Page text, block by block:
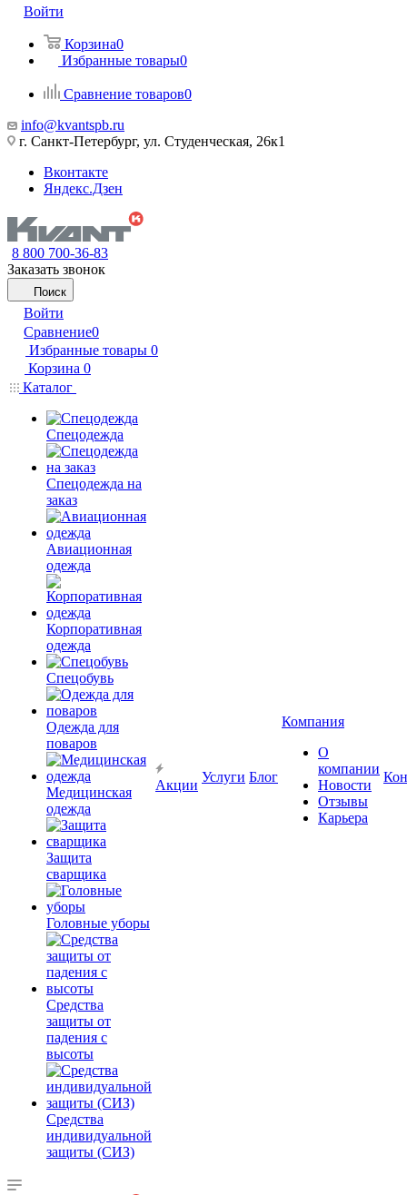
Войти
Корзина0
Избранные товары0
Сравнение товаров0
info@kvantspb.ru
г. Санкт-Петербург, ул. Студенческая, 26к1
Вконтакте
Яндекс.Дзен
8 800 700-36-83
Заказать звонок
Поиск
Войти
Сравнение0
Избранные товары 0
Корзина 0
Каталог
Спецодежда
Спецодежда на
заказ
Авиационная
одежда
Корпоративная
одежда
Спецобувь
Одежда для
поваров
Медицинская
одежда
Защита
сварщика
Головные уборы
Средства
защиты от
падения с
высоты
Средства
индивидуальной
защиты (СИЗ)
Акции
Услуги Блог
Компания
О
компании
Новости
Отзывы
Карьера